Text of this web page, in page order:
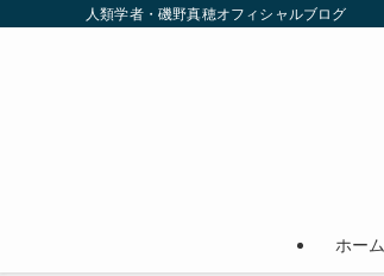
人類学者・磯野真穂オフィシャルブログ
ホーム